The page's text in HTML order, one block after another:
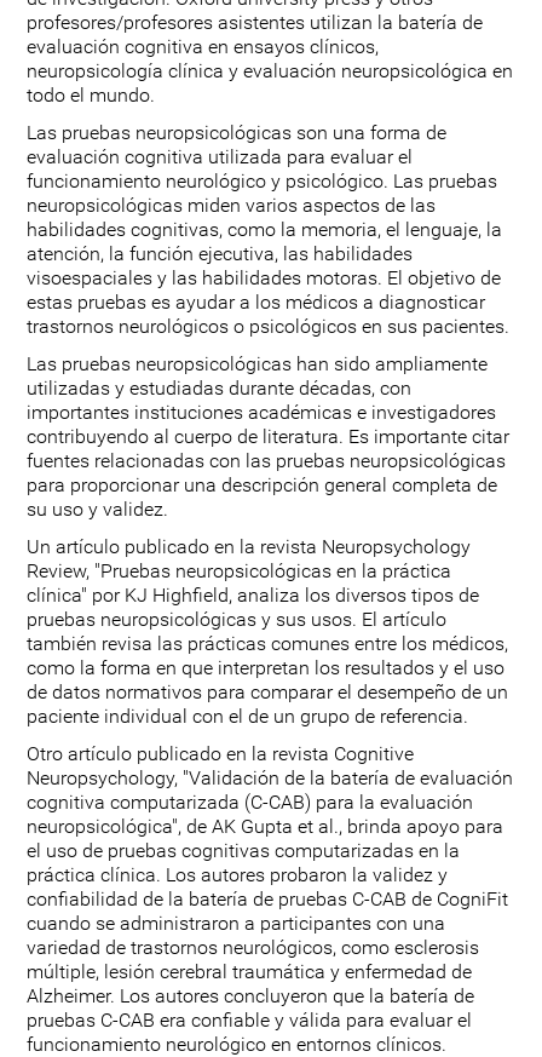
profesores/profesores asistentes utilizan la batería de
evaluación cognitiva en ensayos clínicos,
neuropsicología clínica y evaluación neuropsicológica en
todo el mundo.
Las pruebas neuropsicológicas son una forma de
evaluación cognitiva utilizada para evaluar el
funcionamiento neurológico y psicológico. Las pruebas
neuropsicológicas miden varios aspectos de las
habilidades cognitivas, como la memoria, el lenguaje, la
atención, la función ejecutiva, las habilidades
visoespaciales y las habilidades motoras. El objetivo de
estas pruebas es ayudar a los médicos a diagnosticar
trastornos neurológicos o psicológicos en sus pacientes.
Las pruebas neuropsicológicas han sido ampliamente
utilizadas y estudiadas durante décadas, con
importantes instituciones académicas e investigadores
contribuyendo al cuerpo de literatura. Es importante citar
fuentes relacionadas con las pruebas neuropsicológicas
para proporcionar una descripción general completa de
su uso y validez.
Un artículo publicado en la revista Neuropsychology
Review, "Pruebas neuropsicológicas en la práctica
clínica" por KJ Highfield, analiza los diversos tipos de
pruebas neuropsicológicas y sus usos. El artículo
también revisa las prácticas comunes entre los médicos,
como la forma en que interpretan los resultados y el uso
de datos normativos para comparar el desempeño de un
paciente individual con el de un grupo de referencia.
Otro artículo publicado en la revista Cognitive
Neuropsychology, "Validación de la batería de evaluación
cognitiva computarizada (C-CAB) para la evaluación
neuropsicológica", de AK Gupta et al., brinda apoyo para
el uso de pruebas cognitivas computarizadas en la
práctica clínica. Los autores probaron la validez y
confiabilidad de la batería de pruebas C-CAB de CogniFit
cuando se administraron a participantes con una
variedad de trastornos neurológicos, como esclerosis
múltiple, lesión cerebral traumática y enfermedad de
Alzheimer. Los autores concluyeron que la batería de
pruebas C-CAB era confiable y válida para evaluar el
funcionamiento neurológico en entornos clínicos.